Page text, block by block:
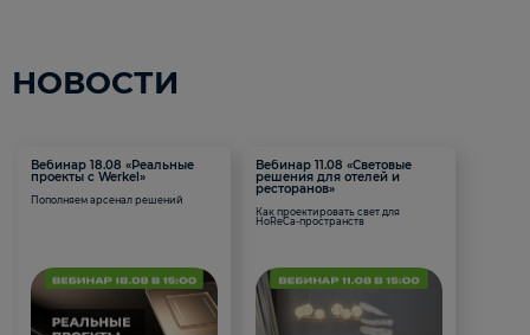
НОВОСТИ
Вебинар 18.08 «Реальные
проекты с Werkel»
Пополняем арсенал решений
Вебинар 11.08 «Световые
решения для отелей и
ресторанов»
Как проектировать свет для
HoReCa-пространств